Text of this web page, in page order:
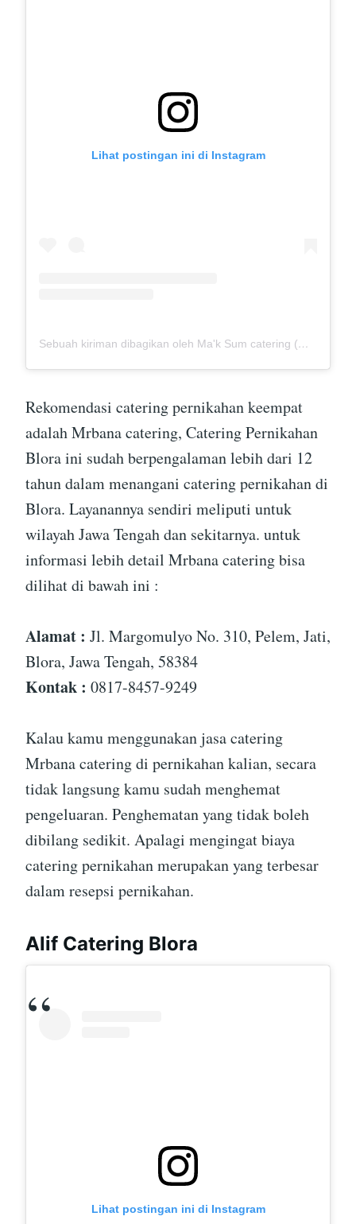
Lihat postingan ini di Instagram
Sebuah kiriman dibagikan oleh Ma'k Sum catering (@mak_sumcatering)
Rekomendasi catering pernikahan keempat
adalah Mrbana catering, Catering Pernikahan
Blora ini sudah berpengalaman lebih dari 12
tahun dalam menangani catering pernikahan di
Blora. Layanannya sendiri meliputi untuk
wilayah Jawa Tengah dan sekitarnya. untuk
informasi lebih detail Mrbana catering bisa
dilihat di bawah ini :
Alamat : Jl. Margomulyo No. 310, Pelem, Jati,
Blora, Jawa Tengah, 58384
Kontak : 0817-8457-9249
Kalau kamu menggunakan jasa catering
Mrbana catering di pernikahan kalian, secara
tidak langsung kamu sudah menghemat
pengeluaran. Penghematan yang tidak boleh
dibilang sedikit. Apalagi mengingat biaya
catering pernikahan merupakan yang terbesar
dalam resepsi pernikahan.
Alif Catering Blora
Lihat postingan ini di Instagram